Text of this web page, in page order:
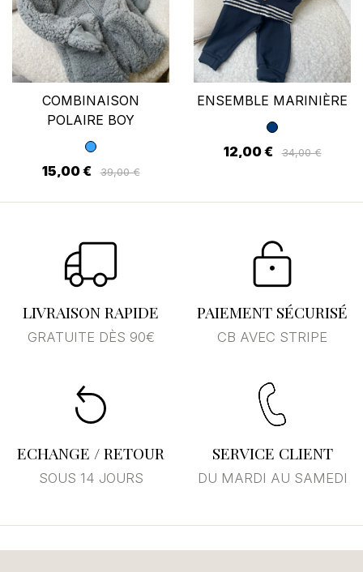
COMBINAISON
POLAIRE BOY
15,00 € 39,00 €
ENSEMBLE MARINIÈRE
12,00 € 34,00 €
LIVRAISON RAPIDE
GRATUITE DÈS 90€
PAIEMENT SÉCURISÉ
CB AVEC STRIPE
ECHANGE / RETOUR
SOUS 14 JOURS
SERVICE CLIENT
DU MARDI AU SAMEDI